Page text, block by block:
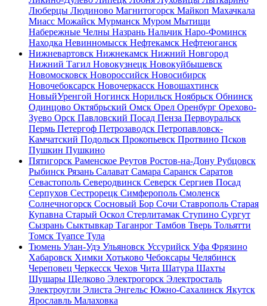
Люберцы Людиново Магнитогорск Майкоп Махачкала
Миасс Можайск Мурманск Муром Мытищи
Набережные Челны Назрань Нальчик Наро-Фоминск
Находка Невинномысск Нефтекамск Нефтеюганск
Нижневартовск Нижнекамск Нижний Новгород
Нижний Тагил Новокузнецк Новокуйбышевск
Новомосковск Новороссийск Новосибирск
Новочебоксарск Новочеркасск Новошахтинск
НовыйУренгой Ногинск Норильск Ноябрьск Обнинск
Одинцово Октябрьский Омск Орел Оренбург Орехово-
Зуево Орск Павловский Посад Пенза Первоуральск
Пермь Петергоф Петрозаводск Петропавловск-
Камчатский Подольск Прокопьевск Протвино Псков
Пушкин Пушкино
Пятигорск Раменское Реутов Ростов-на-Дону Рубцовск
Рыбинск Рязань Салават Самара Саранск Саратов
Севастополь Северодвинск Северск Сергиев Посад
Серпухов Сестрорецк Симферополь Смоленск
Солнечногорск Сосновый Бор Сочи Ставрополь Старая
Купавна Старый Оскол Стерлитамак Ступино Сургут
Сызрань Сыктывкар Таганрог Тамбов Тверь Тольятти
Томск Туапсе Тула
Тюмень Улан-Удэ Ульяновск Уссурийск Уфа Фрязино
Хабаровск Химки Хотьково Чебоксары Челябинск
Череповец Черкесск Чехов Чита Шатура Шахты
Шушары Щелково Электрогорск Электросталь
Электроугли Элиста Энгельс Южно-Сахалинск Якутск
Ярославль Малаховка